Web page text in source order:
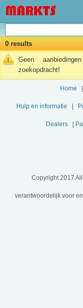
0 results
Geen
zoekopdracht!
Home
Hulp en informatie
Dealers
Copyright 2017
verantwoordelijk voor